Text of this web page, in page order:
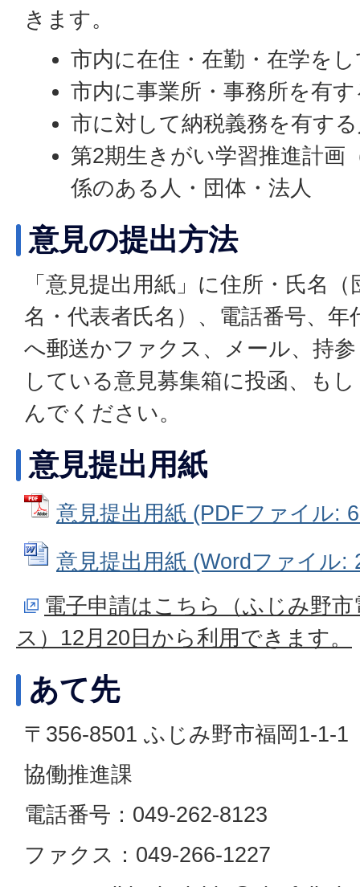
きます。
市内に在住・在勤・在学を
市内に事業所・事務所を有
市に対して納税義務を有す
第2期生きがい学習推進計画
係のある人・団体・法人
意見の提出方法
「意見提出用紙」に住所・氏名
名・代表者氏名）、電話番号、
へ郵送かファクス、メール、持
している意見募集箱に投函、も
んでください。
意見提出用紙
意見提出用紙 (PDFファイル:
意見提出用紙 (Wordファイル:
電子申請はこちら（ふじみ野
ス）12月20日から利用できます。
あて先
〒356-8501 ふじみ野市福岡1-1-1
協働推進課
電話番号：049-262-8123
ファクス：049-266-1227